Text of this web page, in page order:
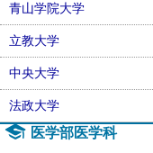
青山学院大学
立教大学
中央大学
法政大学
医学部医学科